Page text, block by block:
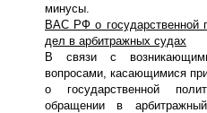
минусы.
ВАС РФ о государственной
дел в арбитражных судах
В связи с
вопросами, касающимися
о государственной
обращении в